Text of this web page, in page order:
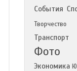
События
Творчество
Транспорт
Фото
Экономика